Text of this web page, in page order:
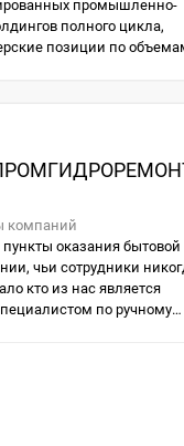
промышленно-
полного цикла,
позиции по
Холдинга
в сфере цветной
проводниковой
и утилизацией вторичных
электронных отходов.
компаний
оказания бытовой
чьи сотрудники
кто из нас является
по ручному
В ремонтно-
Промгидроремонт
помощь в решении